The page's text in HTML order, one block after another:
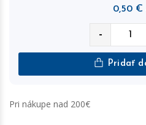
0,50 €
-
Pridať
Pri nákupe nad 200€